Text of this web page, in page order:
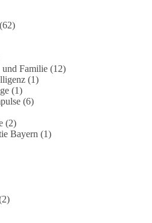
Menschen bis
notwendig und
für die
in unseren
lebt nicht davon,
(62)
Familie(12)
(1)
(1)
(6)
(2)
Bayern (1)